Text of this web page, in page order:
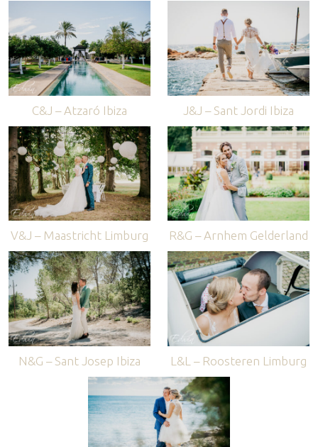
C&J – Atzaró Ibiza J&J – Sant Jordi Ibiza
V&J – Maastricht Limburg R&G – Arnhem Gelderland
N&G – Sant Josep Ibiza L&L – Roosteren Limburg